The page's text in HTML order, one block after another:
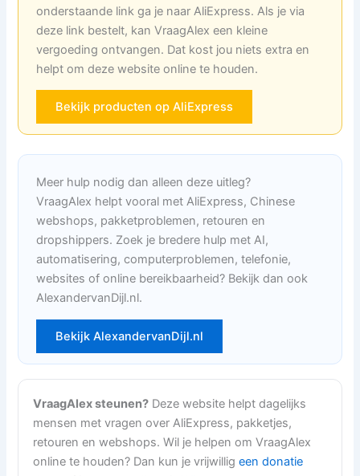
onderstaande link ga je naar AliExpress. Als je via
deze link bestelt, kan VraagAlex een kleine
vergoeding ontvangen. Dat kost jou niets extra en
helpt om deze website online te houden.
Bekijk producten op AliExpress
Meer hulp nodig dan alleen deze uitleg?
VraagAlex helpt vooral met AliExpress, Chinese
webshops, pakketproblemen, retouren en
dropshippers. Zoek je bredere hulp met AI,
automatisering, computerproblemen, telefonie,
websites of online bereikbaarheid? Bekijk dan ook
AlexandervanDijl.nl.
Bekijk AlexandervanDijl.nl
VraagAlex steunen? Deze website helpt dagelijks
mensen met vragen over AliExpress, pakketjes,
retouren en webshops. Wil je helpen om VraagAlex
online te houden? Dan kun je vrijwilligeen donatie